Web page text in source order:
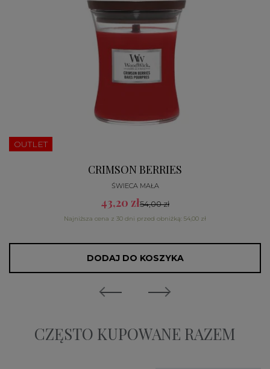
OUTLET
CRIMSON BERRIES
ŚWIECA MAŁA
43,20 zł54,00 zł
Najniższa cena z 30 dni przed obniżką: 54,00 zł
DODAJ DO KOSZYKA
CZĘSTO KUPOWANE RAZEM